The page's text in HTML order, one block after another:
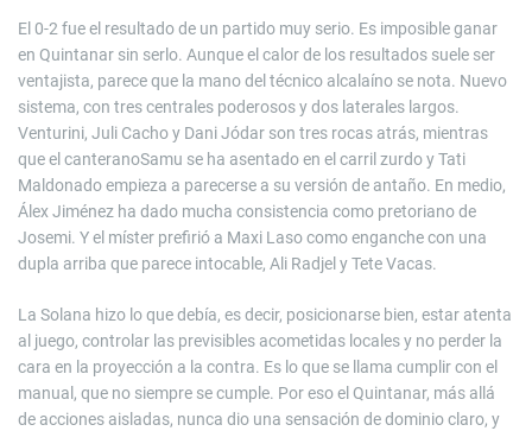
El 0-2 fue el resultado de un partido muy serio. Es imposible ganar
en Quintanar sin serlo. Aunque el calor de los resultados suele ser
ventajista, parece que la mano del técnico alcalaíno se nota. Nuevo
sistema, con tres centrales poderosos y dos laterales largos.
Venturini, Juli Cacho y Dani Jódar son tres rocas atrás, mientras
que el canteranoSamu se ha asentado en el carril zurdo y Tati
Maldonado empieza a parecerse a su versión de antaño. En medio,
Álex Jiménez ha dado mucha consistencia como pretoriano de
Josemi. Y el míster prefirió a Maxi Laso como enganche con una
dupla arriba que parece intocable, Ali Radjel y Tete Vacas.
La Solana hizo lo que debía, es decir, posicionarse bien, estar atenta
al juego, controlar las previsibles acometidas locales y no perder la
cara en la proyección a la contra. Es lo que se llama cumplir con el
manual, que no siempre se cumple. Por eso el Quintanar, más allá
de acciones aisladas, nunca dio una sensación de dominio claro, y